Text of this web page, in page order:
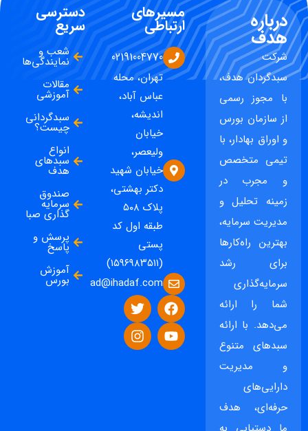
درباره
هدف
شرکت
سبدگردان هدف،
با مجوز رسمی
از سازمان بورس
و اوراق بهادار، با
تیمی متخصص
و مجرب در
زمینه تحلیل و
مدیریت سرمایه،
بهترین راه‌کارها
برای رشد
سرمایه‌گذاری
شما را ارائه
می‌دهد. با ارائه
سبدهای متنوع
و مدیریت
دارایی‌های
حرفه‌ای، هدف
مسیرهای
ارتباطی
02191004770
تهران، محله
عباس آباد،
اندیشه،
خیابان
ولیعصر،
خیابان شهید
دکتر بهشتی،
پلاک ۵۰۸
طبقه اول کد
پستی
(۱۵۹۶۹۸۳۵۱۱)
ad@ihadaf.com
دسترسی
سریع
شعب و
نمایندگی‌ها
مقالات
آموزشی
سبدگردانی
چیست؟
انواع
سبدهای
هدف
صندوق
سرمایه
گذاری صبا
پرسش و
پاسخ
آموزش
بورس